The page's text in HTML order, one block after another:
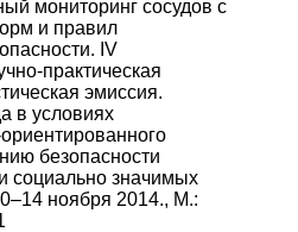
мониторинг сосудов с
и правил
IV
практическая
эмиссия.
в условиях
безопасности
социально значимых
ноября 2014., М.: